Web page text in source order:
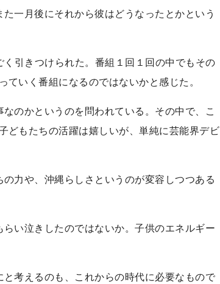
一月後にそれから彼はどうなったとかという
引きつけられた。番組１回１回の中でもその
いく番組になるのではないかと感じた。
のかというのを問われている。その中で、こ
どもたちの活躍は嬉しいが、単純に芸能界デビ
力や、沖縄らしさというのが変容しつつある
い泣きしたのではないか。子供のエネルギー
考えるのも、これからの時代に必要なもので